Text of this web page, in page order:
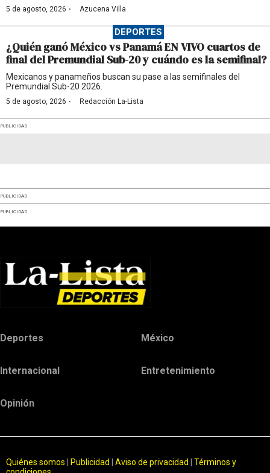
5 de agosto, 2026 · Azucena Villa
DEPORTES
¿Quién ganó México vs Panamá EN VIVO cuartos de
final del Premundial Sub-20 y cuándo es la semifinal?
Mexicanos y panameños buscan su pase a las semifinales del
Premundial Sub-20 2026.
5 de agosto, 2026 · Redacción La-Lista
PUBLICIDAD
PUBLICIDAD
PUBLICIDAD
Deportes México
Internacional Entretenimiento
Opinión
Quiénes somos | Publicidad | Aviso de privacidad | Términos y